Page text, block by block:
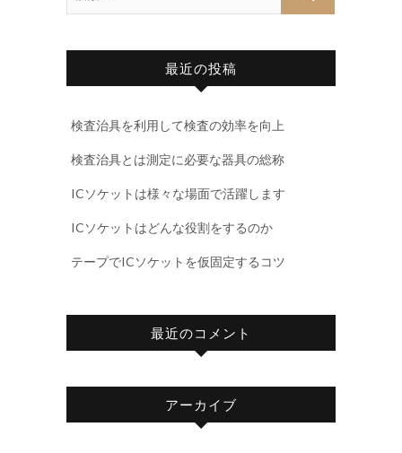
最近の投稿
検査治具を利用して検査の効率を向上
検査治具とは測定に必要な器具の総称
ICソケットは様々な場面で活躍します
ICソケットはどんな役割をするのか
テープでICソケットを仮固定するコツ
最近のコメント
アーカイブ